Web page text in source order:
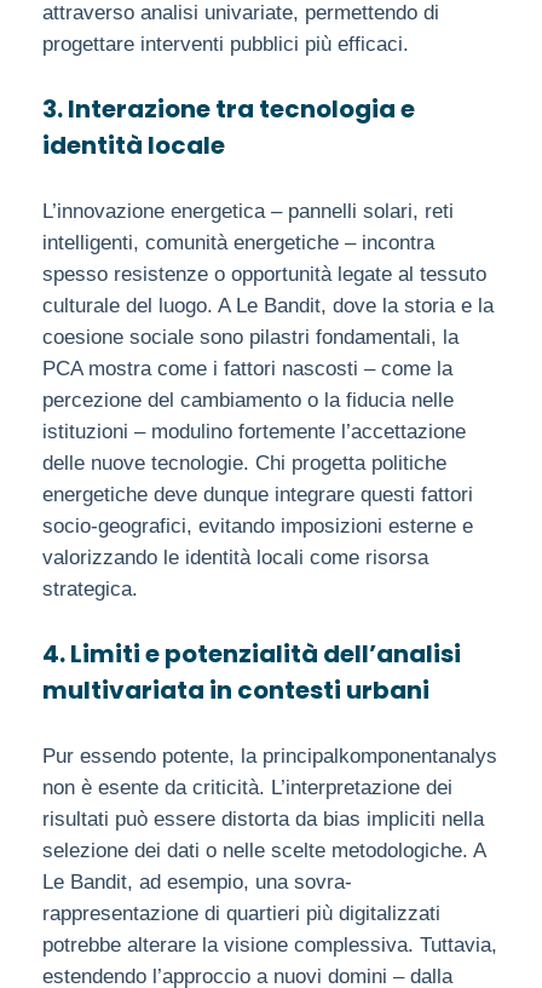
attraverso analisi univariate, permettendo di
progettare interventi pubblici più efficaci.
3. Interazione tra tecnologia e
identità locale
L’innovazione energetica – pannelli solari, reti
intelligenti, comunità energetiche – incontra
spesso resistenze o opportunità legate al tessuto
culturale del luogo. A Le Bandit, dove la storia e la
coesione sociale sono pilastri fondamentali, la
PCA mostra come i fattori nascosti – come la
percezione del cambiamento o la fiducia nelle
istituzioni – modulino fortemente l’accettazione
delle nuove tecnologie. Chi progetta politiche
energetiche deve dunque integrare questi fattori
socio-geografici, evitando imposizioni esterne e
valorizzando le identità locali come risorsa
strategica.
4. Limiti e potenzialità dell’analisi
multivariata in contesti urbani
Pur essendo potente, la principalkomponentanalys
non è esente da criticità. L’interpretazione dei
risultati può essere distorta da bias impliciti nella
selezione dei dati o nelle scelte metodologiche. A
Le Bandit, ad esempio, una sovra-
rappresentazione di quartieri più digitalizzati
potrebbe alterare la visione complessiva. Tuttavia,
estendendo l’approccio a nuovi domini – dalla